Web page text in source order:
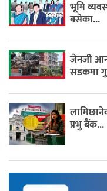
भूमि
बसेका...
जेनजी
सडकमा
प्रभु बैंक...